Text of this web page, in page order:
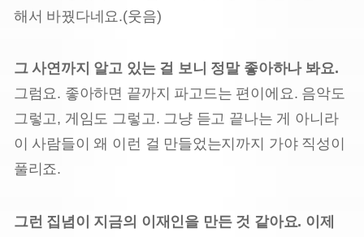
해서 바꿨다네요.(웃음)
그 사연까지 알고 있는 걸 보니 정말 좋아하나 봐요.
그럼요. 좋아하면 끝까지 파고드는 편이에요. 음악도
그렇고, 게임도 그렇고. 그냥 듣고 끝나는 게 아니라
이 사람들이 왜 이런 걸 만들었는지까지 가야 직성이
풀리죠.
그런 집념이 지금의 이재인을 만든 것 같아요. 이제